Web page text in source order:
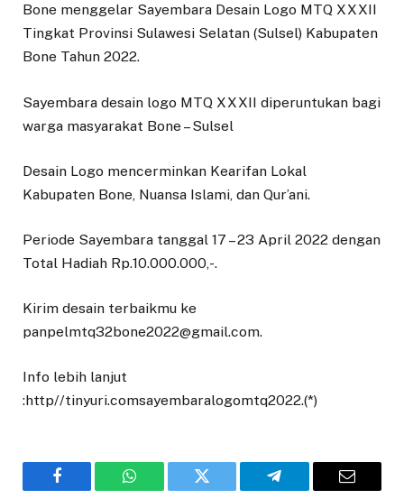
Bone menggelar Sayembara Desain Logo MTQ XXXII
Tingkat Provinsi Sulawesi Selatan (Sulsel) Kabupaten
Bone Tahun 2022.
Sayembara desain logo MTQ XXXII diperuntukan bagi
warga masyarakat Bone – Sulsel
Desain Logo mencerminkan Kearifan Lokal
Kabupaten Bone, Nuansa Islami, dan Qur’ani.
Periode Sayembara tanggal 17 – 23 April 2022 dengan
Total Hadiah Rp.10.000.000,-.
Kirim desain terbaikmu ke
panpelmtq32bone2022@gmail.com.
Info lebih lanjut
:http//tinyuri.comsayembaralogomtq2022.(*)
Facebook WhatsAppTwitter Telegram Email